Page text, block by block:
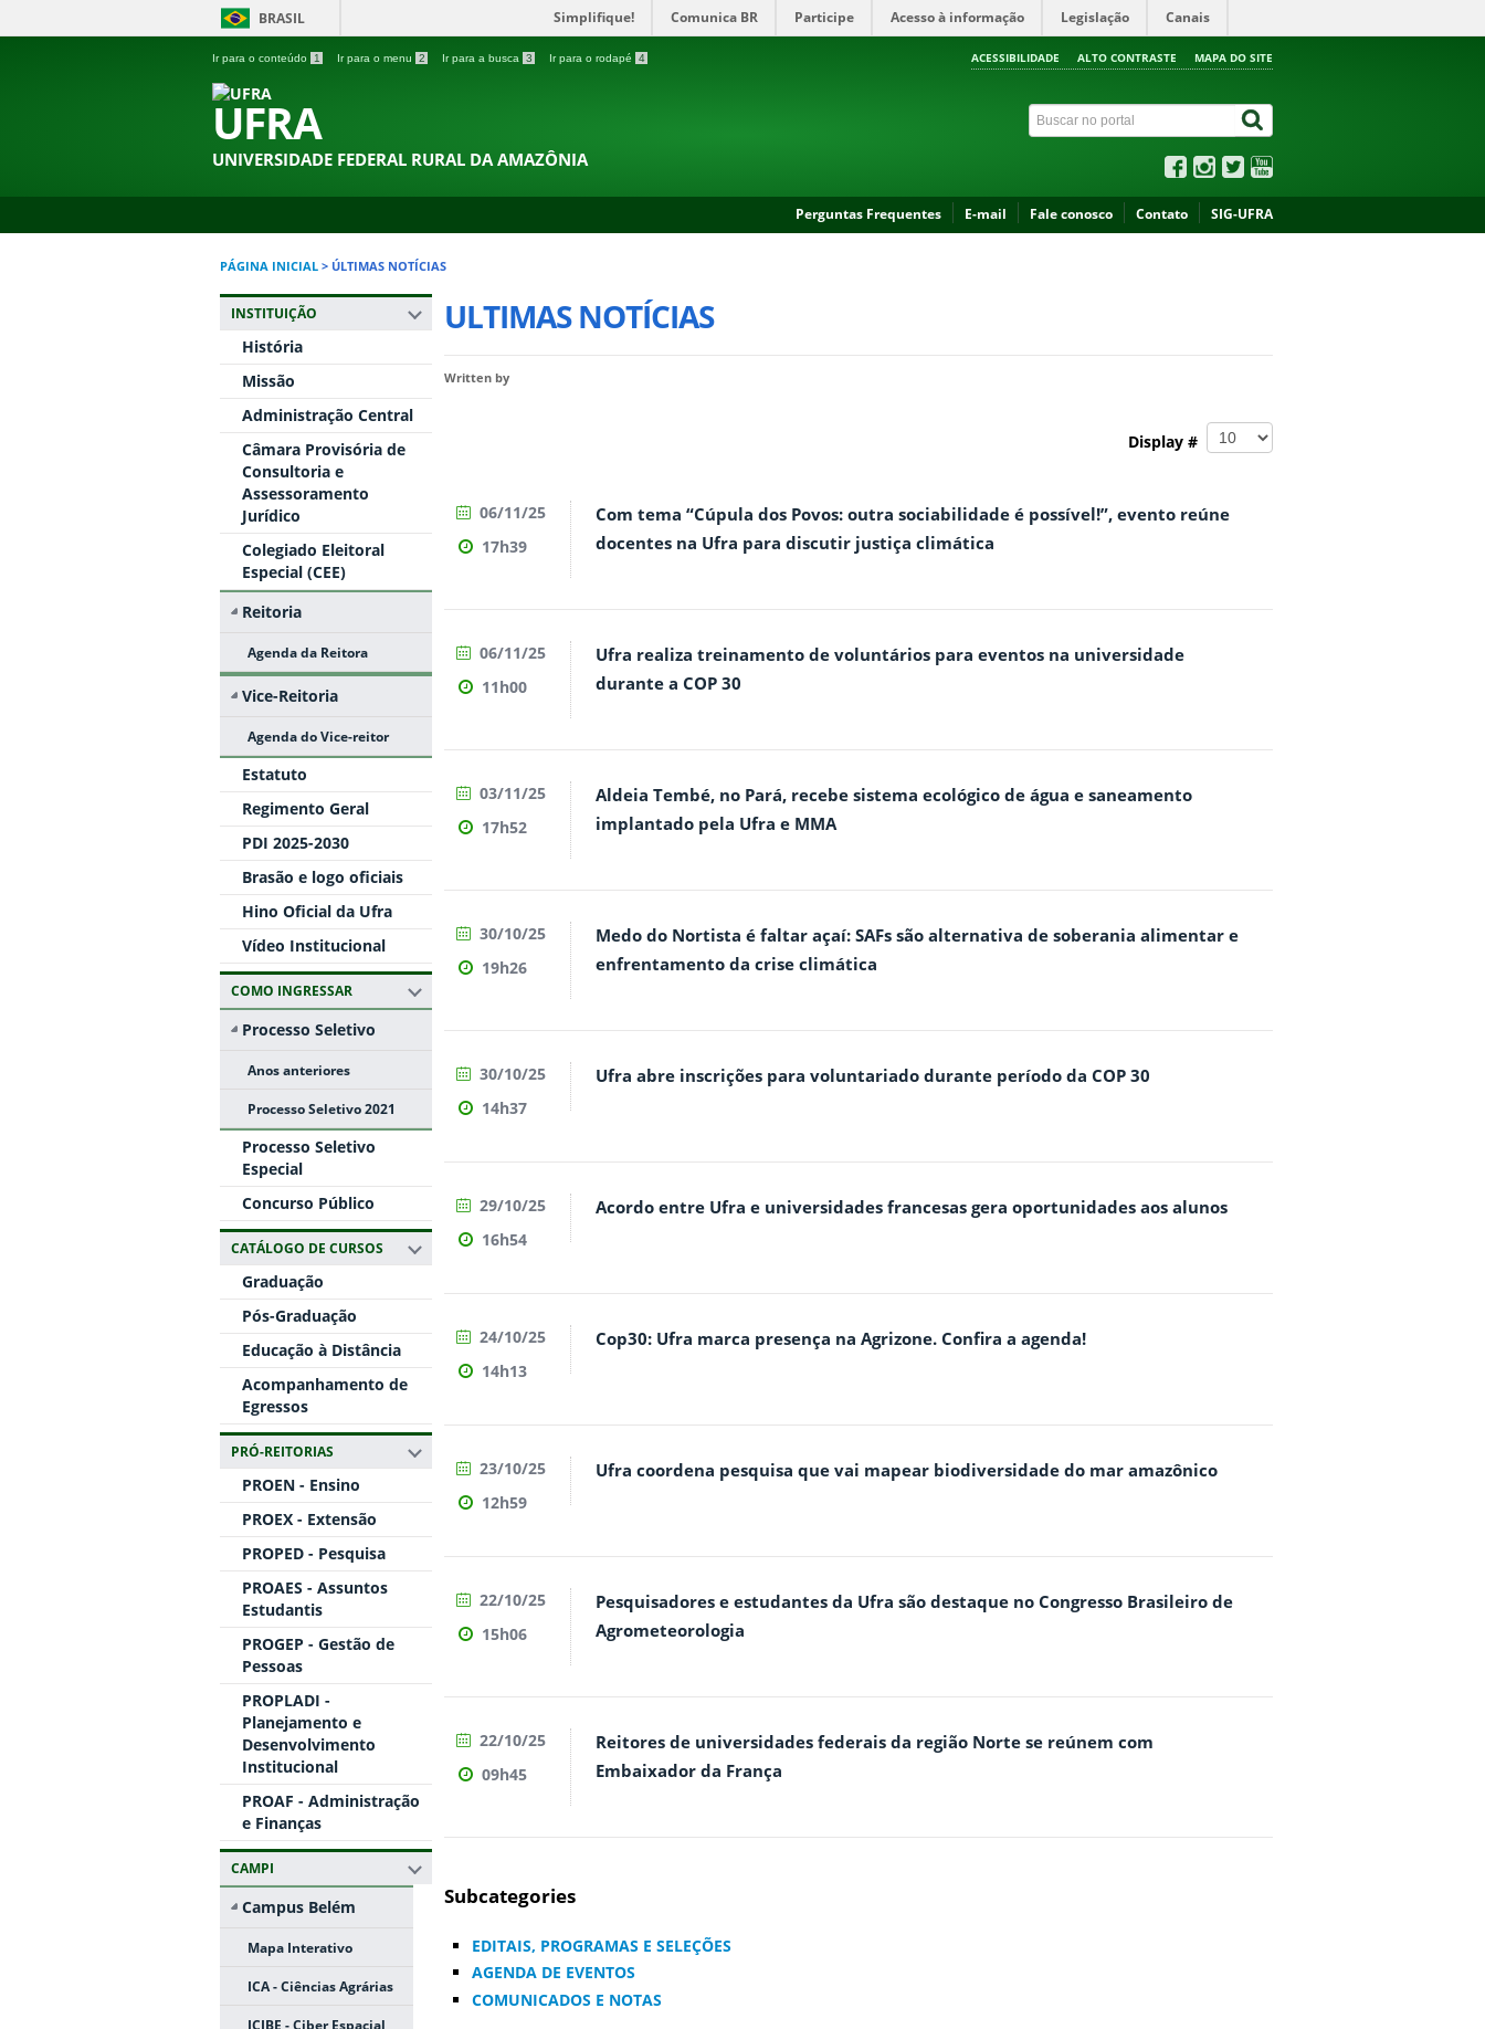
BRASIL Simplifique! Comunica BR Participe Acesso à informação Legislação Canais
Ir para o conteúdo 1 Ir para o menu 2 Ir para a busca 3 Ir para o rodapé 4 ACESSIBILIDADE ALTO CONTRASTE MAPA DO SITE
UFRA
UNIVERSIDADE FEDERAL RURAL DA AMAZÔNIA
Perguntas Frequentes E-mail Fale conosco Contato SIG-UFRA
PÁGINA INICIAL > ÚLTIMAS NOTÍCIAS
INSTITUIÇÃO
História
Missão
Administração Central
Câmara Provisória de
Consultoria e
Assessoramento
Jurídico
Colegiado Eleitoral
Especial (CEE)
Reitoria
Agenda da Reitora
Vice-Reitoria
Agenda do Vice-reitor
Estatuto
Regimento Geral
PDI 2025-2030
Brasão e logo oficiais
Hino Oficial da Ufra
Vídeo Institucional
COMO INGRESSAR
Processo Seletivo
Anos anteriores
Processo Seletivo 2021
Processo Seletivo
Especial
Concurso Público
CATÁLOGO DE CURSOS
Graduação
Pós-Graduação
Educação à Distância
Acompanhamento de
Egressos
PRÓ-REITORIAS
PROEN - Ensino
PROEX - Extensão
PROPED - Pesquisa
PROAES - Assuntos
Estudantis
PROGEP - Gestão de
Pessoas
PROPLADI -
Planejamento e
Desenvolvimento
Institucional
PROAF - Administração
e Finanças
CAMPI
Campus Belém
Mapa Interativo
ICA - Ciências Agrárias
ICIBE - Ciber Espacial
ULTIMAS NOTÍCIAS
Written by
Display #
Com tema “Cúpula dos Povos: outra sociabilidade é possível!”, evento reúne
docentes na Ufra para discutir justiça climática
06/11/25
17h39
Ufra realiza treinamento de voluntários para eventos na universidade
durante a COP 30
06/11/25
11h00
Aldeia Tembé, no Pará, recebe sistema ecológico de água e saneamento
implantado pela Ufra e MMA
03/11/25
17h52
Medo do Nortista é faltar açaí: SAFs são alternativa de soberania alimentar e
enfrentamento da crise climática
30/10/25
19h26
Ufra abre inscrições para voluntariado durante período da COP 30
30/10/25
14h37
Acordo entre Ufra e universidades francesas gera oportunidades aos alunos
29/10/25
16h54
Cop30: Ufra marca presença na Agrizone. Confira a agenda!
24/10/25
14h13
Ufra coordena pesquisa que vai mapear biodiversidade do mar amazônico
23/10/25
12h59
Pesquisadores e estudantes da Ufra são destaque no Congresso Brasileiro de
Agrometeorologia
22/10/25
15h06
Reitores de universidades federais da região Norte se reúnem com
Embaixador da França
22/10/25
09h45
Subcategories
EDITAIS, PROGRAMAS E SELEÇÕES
AGENDA DE EVENTOS
COMUNICADOS E NOTAS